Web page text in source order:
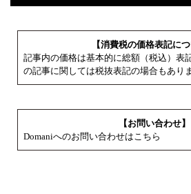
【消費税の価格表記につ
記事内の価格は基本的に総額（税込）表
の記事に関しては税抜表記の場合もありま
【お問い合わせ】
Domaniへのお問い合わせはこちら